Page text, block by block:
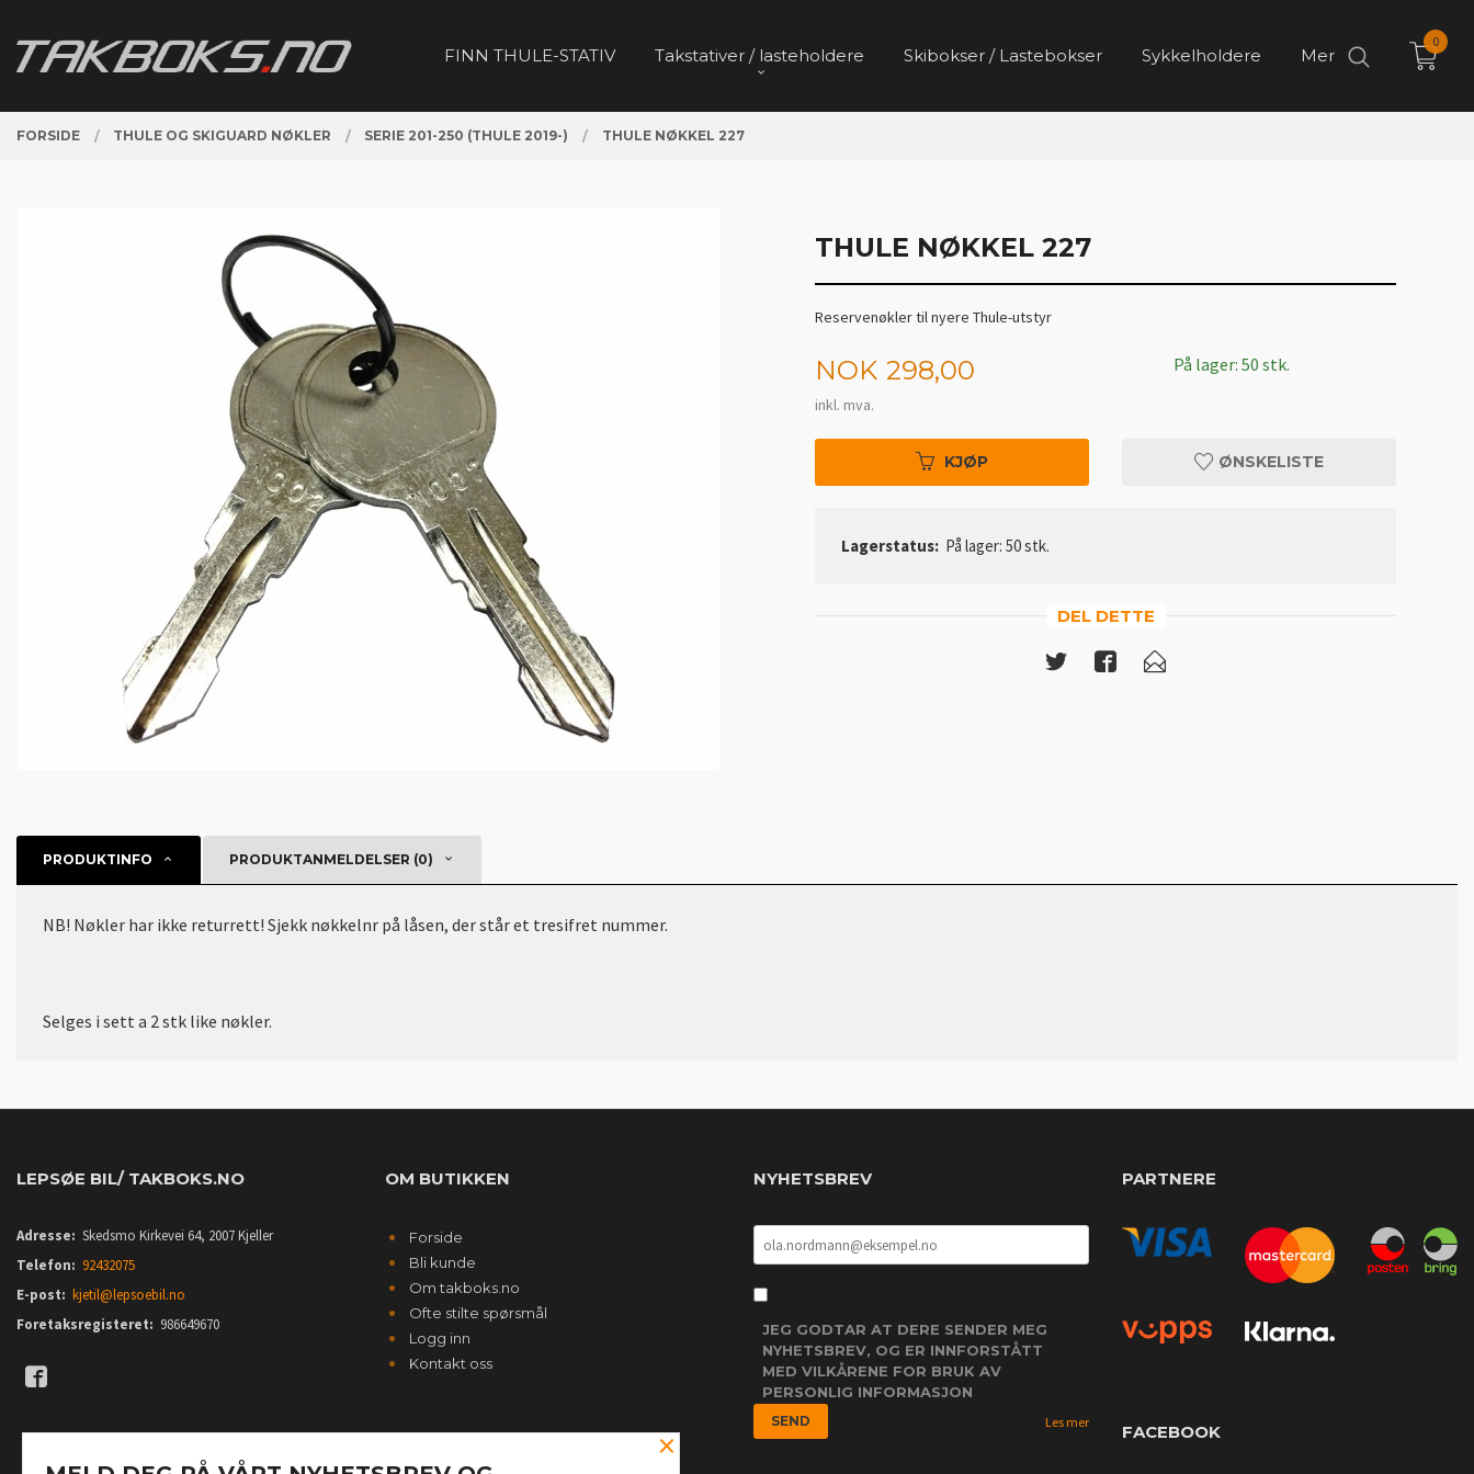
innholdet
FINN THULE-STATIV Takstativer / lasteholdere Skibokser / Lastebokser Sykkelholdere Mer
0
FORSIDE THULE OG SKIGUARD NØKLER SERIE 201-250 (THULE 2019-) THULE NØKKEL 227
THULE NØKKEL 227
Reservenøkler til nyere Thule-utstyr
Pris
NOK 298,00
inkl. mva.
På lager: 50 stk.
KJØP ØNSKELISTE
Lagerstatus: På lager: 50 stk.
DEL DETTE
PRODUKTINFO PRODUKTANMELDELSER (0)
NB! Nøkler har ikke returrett! Sjekk nøkkelnr på låsen, der står et tresifret nummer.
Selges i sett a 2 stk like nøkler.
LEPSØE BIL/ TAKBOKS.NO
Adresse: Skedsmo Kirkevei 64, 2007 Kjeller
Telefon: 92432075
E-post: kjetil@lepsoebil.no
Foretaksregisteret: 986649670
OM BUTIKKEN
Forside
Bli kunde
Om takboks.no
Ofte stilte spørsmål
Logg inn
Kontakt oss
NYHETSBREV
JEG GODTAR AT DERE SENDER MEG
NYHETSBREV, OG ER INNFORSTÅTT
MED VILKÅRENE FOR BRUK AV
PERSONLIG INFORMASJON
Les mer
PARTNERE
FACEBOOK
×